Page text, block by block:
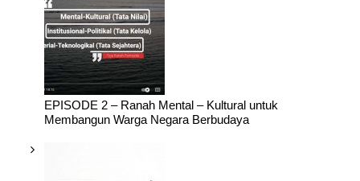
EPISODE 2 – Ranah Mental – Kultural untuk
Membangun Warga Negara Berbudaya